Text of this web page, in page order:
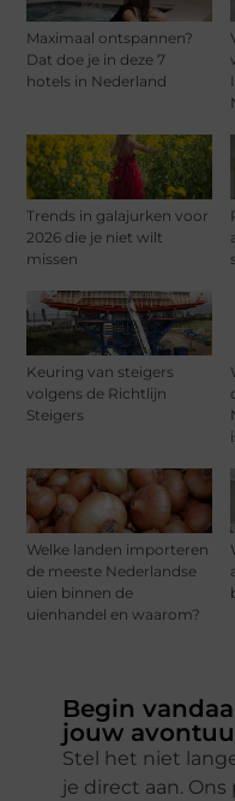
Maximaal ontspannen?
Dat doe je in deze 7
hotels in Nederland
Trends in galajurken voor
2026 die je niet wilt
missen
Keuring van steigers
volgens de Richtlijn
Steigers
Welke landen importeren
de meeste Nederlandse
uien binnen de
uienhandel en waarom?
Begin
jouw
Stel het niet
je direct aan.